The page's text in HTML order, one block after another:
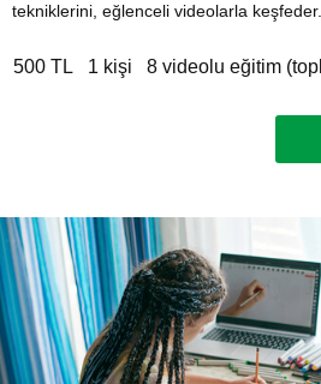
tekniklerini, eğlenceli videolarla keşfeder.
500 TL 1 kişi 8 videolu eğitim